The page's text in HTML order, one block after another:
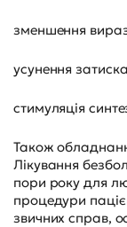
зменшення
усунення
стимуляція
Також
Лікування
пори року для
процедури
звичних справ,